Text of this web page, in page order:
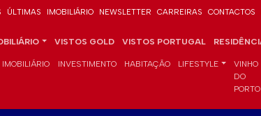
ÚLTIMAS IMOBILIÁRIO NEWSLETTER CARREIRAS CONTACTOS
VISTOS GOLD VISTOS PORTUGAL
IMOBILIÁRIO INVESTIMENTO HABITAÇÃO LIFESTYLE
VINHO
DO
PORTO